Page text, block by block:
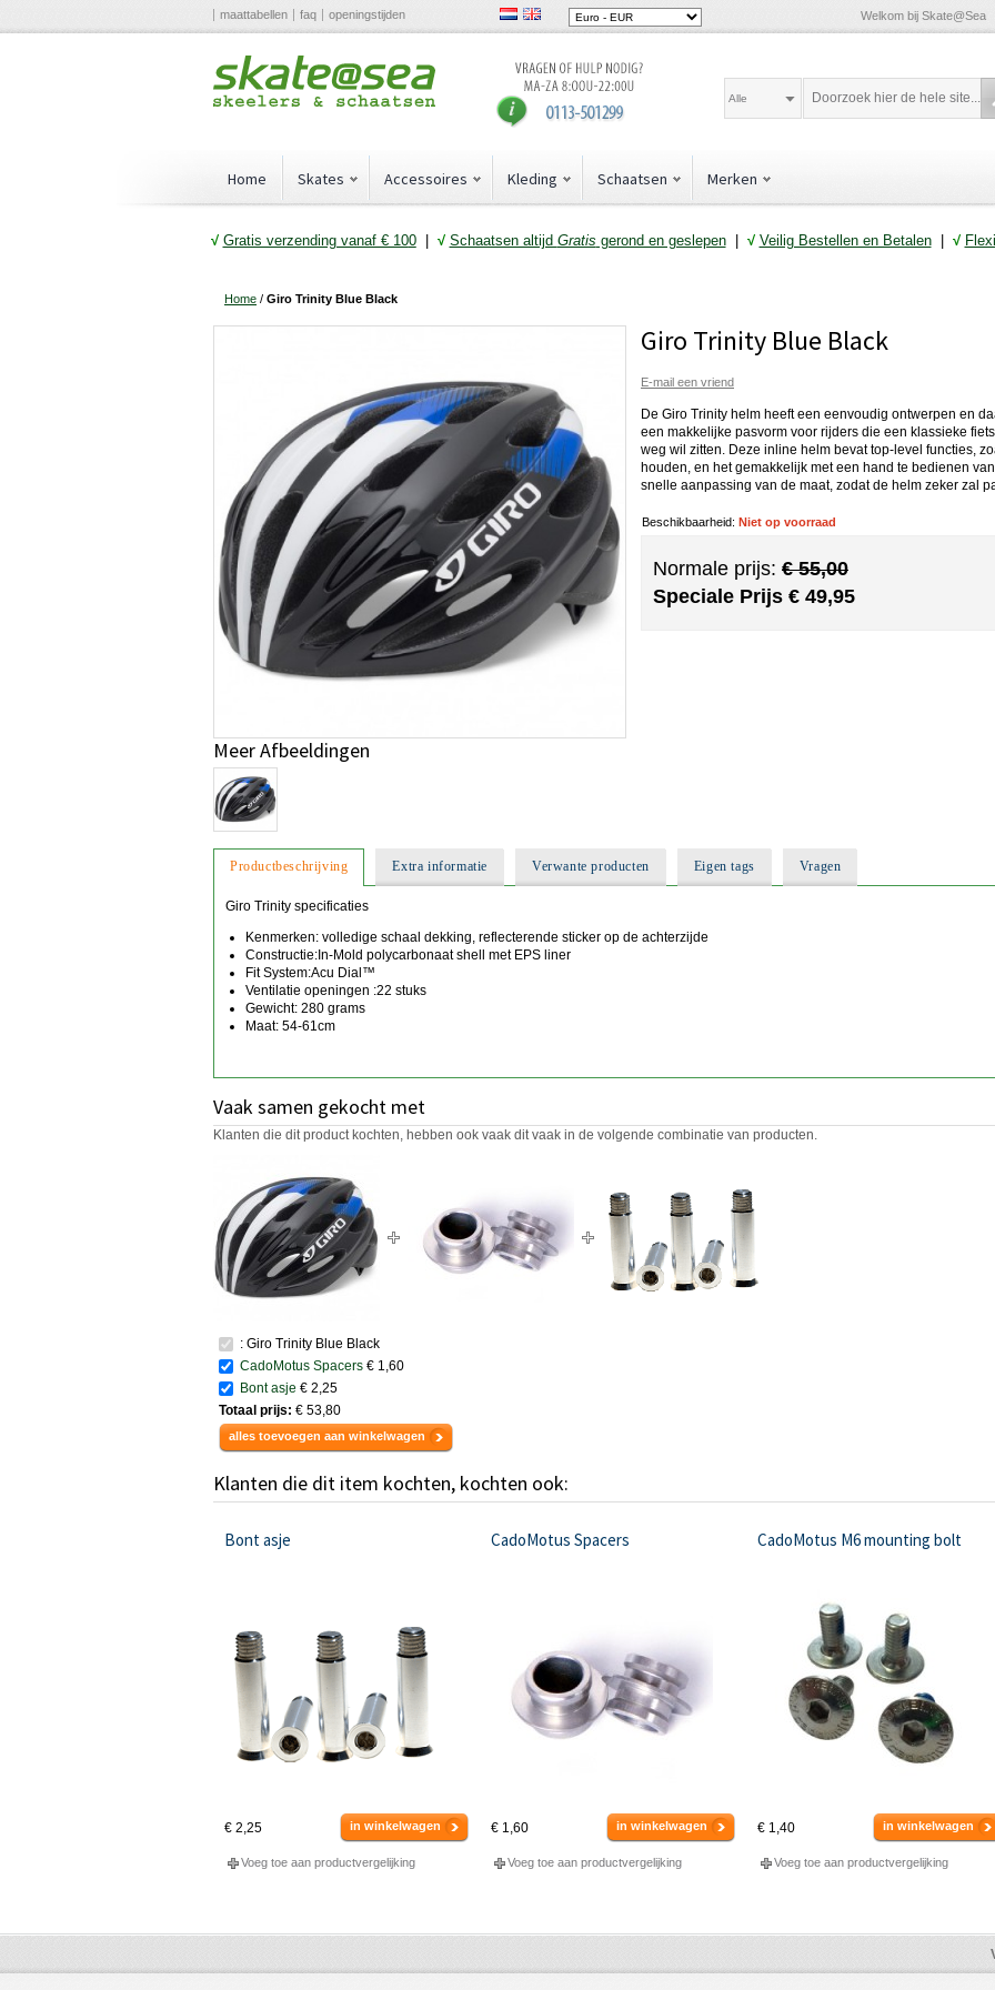
maattabellen faq openingstijden Welkom bij Skate@Sea
Alle
Home Skates Accessoires Kleding Schaatsen Merken
√ Gratis verzending vanaf € 100| √ Schaatsen altijd Gratis gerond en geslepen| √ Veilig Bestellen en Betalen| √
Home / Giro Trinity Blue Black
Giro Trinity Blue Black
E-mail een vriend
De Giro Trinity helm heeft een eenvoudig ontwerpen en
een makkelijke pasvorm voor rijders die een klassieke
weg wil zitten. Deze inline helm bevat top-level functies,
houden, en het gemakkelijk met een hand te bedienen
snelle aanpassing van de maat, zodat de helm zeker zal
Beschikbaarheid: Niet op voorraad
Normale prijs: € 55,00
Speciale Prijs € 49,95
Meer Afbeeldingen
Productbeschrijving Extra informatie Verwante producten Eigen tags Vragen
Giro Trinity specificaties
Kenmerken: volledige schaal dekking, reflecterende sticker op de achterzijde
Constructie:In-Mold polycarbonaat shell met EPS liner
Fit System:Acu Dial™
Ventilatie openingen :22 stuks
Gewicht: 280 grams
Maat: 54-61cm
Vaak samen gekocht met
Klanten die dit product kochten, hebben ook vaak dit vaak in de volgende combinatie van producten.
: Giro Trinity Blue Black
CadoMotus Spacers € 1,60
Bont asje € 2,25
Totaal prijs: € 53,80
alles toevoegen aan winkelwagen
Klanten die dit item kochten, kochten ook:
Bont asje
€ 2,25 in winkelwagen
Voeg toe aan productvergelijking
CadoMotus Spacers
€ 1,60 in winkelwagen
Voeg toe aan productvergelijking
CadoMotus M6 mounting bolt
€ 1,40 in winkelwagen
Voeg toe aan productvergelijking